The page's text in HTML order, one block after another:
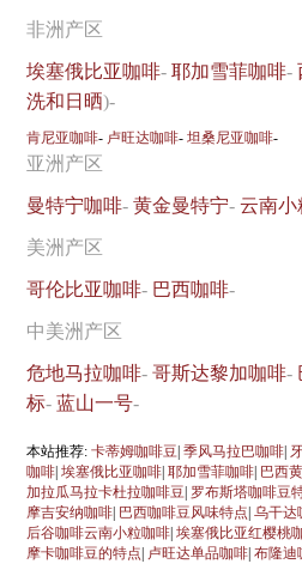
非洲产区
埃塞俄比亚咖啡-耶加雪菲咖啡-
洗和日晒)-
肯尼亚咖啡- 卢旺达咖啡-坦桑尼亚咖啡-
亚洲产区
曼特宁咖啡-黄金曼特宁-云南
美洲产区
哥伦比亚咖啡- 巴西咖啡-
中美洲产区
危地马拉咖啡-哥斯达黎加咖啡-
标-蓝山一号-
本站推荐:卡蒂姆咖啡豆 |季风马拉巴咖啡
咖啡 |埃塞俄比亚咖啡 |耶加雪菲咖啡 巴西
加拉瓜马拉卡杜拉咖啡豆 罗布斯塔咖啡豆
摩吉安纳咖啡 巴西咖啡豆风味特点 |乌干达
后谷咖啡云南小粒咖啡 |埃塞俄比亚红樱桃
摩卡咖啡豆的特点 卢旺达单品咖啡 |布隆迪